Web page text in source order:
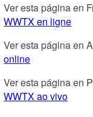
Ver esta página en
WWTX en ligne
Ver esta página en
online
Ver esta página en
WWTX ao vivo